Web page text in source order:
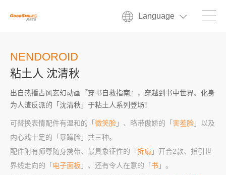
Language
NENDOROID
粘土人 沈清秋
出自热播古风玄幻动画『穿书自救指南』，穿越到书中世界、化身
为人渣反派的「沈清秋」于粘土人系列登场！
可替换表情配件有温和的「 微笑脸 」、略带傲娇的「 害羞脸 」以及
内心戏十足的「暴躁脸」共三种。
配件附有师尊随身携带、最具象征性的「 折扇 」开合2款、指引世
界线走向的「 电子面板 」、还有令人在意的「 书 」。